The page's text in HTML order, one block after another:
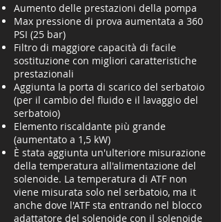
Aumento delle prestazioni della pompa
Max pressione di prova aumentata a 360
PSI (25 bar)
Filtro di maggiore capacità di facile
sostituzione con migliori caratteristiche
prestazionali
Aggiunta la porta di scarico del serbatoio
(per il cambio del fluido e il lavaggio del
serbatoio)
Elemento riscaldante più grande
(aumentato a 1,5 kW)
È stata aggiunta un'ulteriore misurazione
della temperatura all'alimentazione del
solenoide. La temperatura di ATF non
viene misurata solo nel serbatoio, ma it
anche dove l'ATF sta entrando nel blocco
adattatore del solenoide con il solenoide